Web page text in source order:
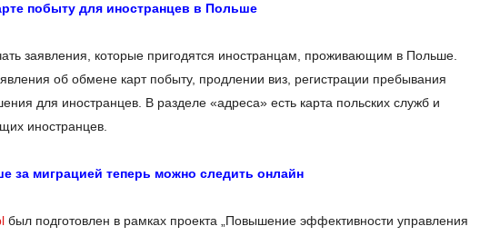
побыту для иностранцев в Польше
заявления, которые пригодятся иностранцам, проживающим в Польше.
об обмене карт побыту, продлении виз, регистрации пребывания
для иностранцев. В разделе «адреса» есть карта польских служб и
иностранцев.
за миграцией теперь можно следить онлайн
был подготовлен в рамках проекта „Повышение эффективности управления